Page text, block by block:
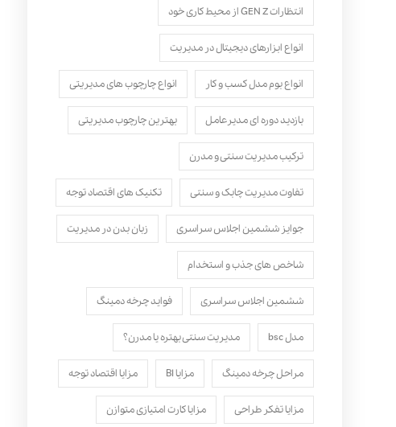
انتظارات GEN Z از محیط کاری خود
انواع ابزارهای دیجیتال در مدیریت
انواع بوم مدل کسب‌ و کار انواع چارچوب های مدیریتی
بازدید دوره ای مدیرعامل بهترین چارچوب مدیریتی
ترکیب مدیریت سنتی و مدرن
تفاوت مدیریت چابک و سنتی تکنیک های اقتصاد توجه
جوایز ششمین اجلاس سراسری زبان بدن در مدیریت
شاخص های جذب و استخدام
ششمین اجلاس سراسری فواید چرخه دمینگ
مدل bsc مدیریت سنتی بهتره یا مدرن؟
مراحل چرخه دمینگ مزایا BI مزایا اقتصاد توجه
مزایا تفکر طراحی مزایا کارت امتیازی متوازن